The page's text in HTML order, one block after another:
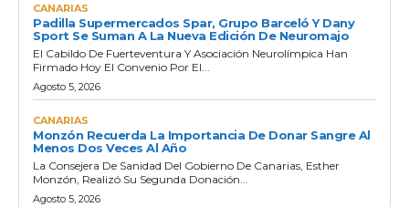
CANARIAS
Padilla Supermercados Spar, Grupo Barceló Y Dany
Sport Se Suman A La Nueva Edición De Neuromajo
El Cabildo De Fuerteventura Y Asociación Neurolímpica Han
Firmado Hoy El Convenio Por El...
Agosto 5, 2026
CANARIAS
Monzón Recuerda La Importancia De Donar Sangre Al
Menos Dos Veces Al Año
La Consejera De Sanidad Del Gobierno De Canarias, Esther
Monzón, Realizó Su Segunda Donación...
Agosto 5, 2026